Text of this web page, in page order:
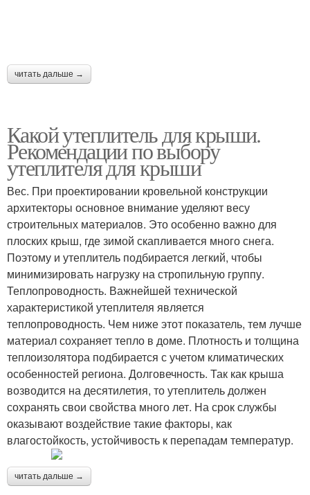
читать дальше →
Какой утеплитель для крыши.
Рекомендации по выбору
утеплителя для крыши
Вес. При проектировании кровельной конструкции
архитекторы основное внимание уделяют весу
строительных материалов. Это особенно важно для
плоских крыш, где зимой скапливается много снега.
Поэтому и утеплитель подбирается легкий, чтобы
минимизировать нагрузку на стропильную группу.
Теплопроводность. Важнейшей технической
характеристикой утеплителя является
теплопроводность. Чем ниже этот показатель, тем лучше
материал сохраняет тепло в доме. Плотность и толщина
теплоизолятора подбирается с учетом климатических
особенностей региона. Долговечность. Так как крыша
возводится на десятилетия, то утеплитель должен
сохранять свои свойства много лет. На срок службы
оказывают воздействие такие факторы, как
влагостойкость, устойчивость к перепадам температур.
читать дальше →